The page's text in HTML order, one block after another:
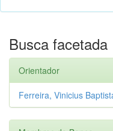
Busca facetada
Orientador
Ferreira, Vinicius